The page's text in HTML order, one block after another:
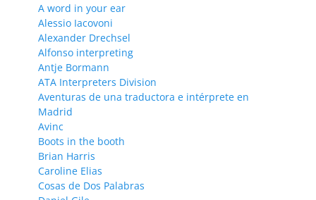
A word in your ear
Alessio Iacovoni
Alexander Drechsel
Alfonso interpreting
Antje Bormann
ATA Interpreters Division
Aventuras de una traductora e intérprete en
Madrid
Avinc
Boots in the booth
Brian Harris
Caroline Elias
Cosas de Dos Palabras